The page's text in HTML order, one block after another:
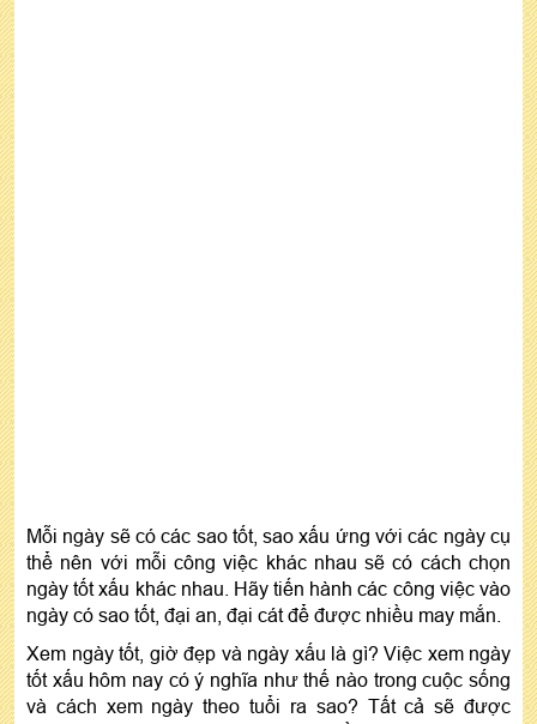
Mỗi ngày sẽ có các sao tốt, sao xấu ứng với các ngày cụ
thể nên với mỗi công việc khác nhau sẽ có cách chọn
ngày tốt xấu khác nhau. Hãy tiến hành các công việc vào
ngày có sao tốt, đại an, đại cát để được nhiều may mắn.
Xem ngày tốt, giờ đẹp và ngày xấu là gì? Việc xem ngày
tốt xấu hôm nay có ý nghĩa như thế nào trong cuộc sống
và cách xem ngày theo tuổi ra sao? Tất cả sẽ được